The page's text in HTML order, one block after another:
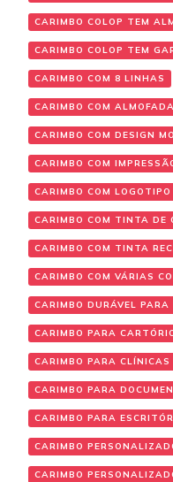
CARIMBO COLOP TEM
CARIMBO COLOP TEM
CARIMBO COM 8 LINHAS
CARIMBO COM
CARIMBO COM DESIGN
CARIMBO COM
CARIMBO COM
CARIMBO COM TINTA DE
CARIMBO COM TINTA
CARIMBO COM VÁRIAS
CARIMBO DURÁVEL PARA
CARIMBO PARA
CARIMBO PARA
CARIMBO PARA
CARIMBO PARA
CARIMBO
CARIMBO